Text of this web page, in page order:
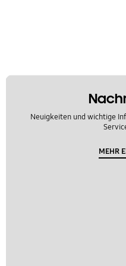
Neuigkeiten und wichtige
MEHR